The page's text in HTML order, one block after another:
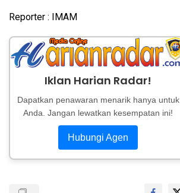
Reporter : IMAM
Iklan Harian Radar!
Dapatkan penawaran menarik hanya untuk
Anda. Jangan lewatkan kesempatan ini!
Hubungi Agen